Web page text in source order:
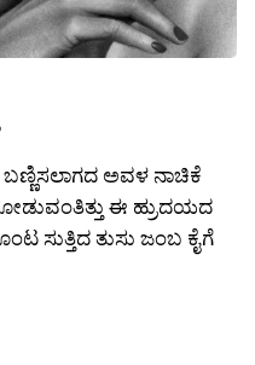
ಬಣ್ಣಿಸಲಾಗದ ಅವಳ ನಾಚಿಕೆ
ಈ ಹ್ರುದಯದ
ಸುತ್ತಿದ ತುಸು ಜಂಬ ಕೈಗೆ